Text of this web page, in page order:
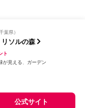
葉県）
ソルの森
ト
が見える ガーデン
公式サイト